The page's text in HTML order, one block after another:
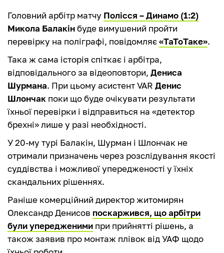
Головний арбітр матчу Полісся – Динамо (1:2)
Микола Балакінбуде вимушений пройти
перевірку на поліграфі, повідомляє«ТаТоТаке».
Така ж сама історія спіткає і арбітра,
відповідального за відеоповтори, Дениса
Шурмана. При цьому асистент VAR Денис
Шлончак поки що буде очікувати результати
їхньої перевірки і відправиться на «детектор
брехні» лише у разі необхідності.
У 20-му турі Балакін, Шурман і Шлончак не
отримали призначень через розслідування якості
суддівства і можливої упередженості у їхніх
скандальних рішеннях.
Раніше комерційний директор житомирян
Олександр Денисов поскаржився, що арбітри
були упередженими при прийнятті рішень, а
також заявив про монтаж плівок від УАФ щодо